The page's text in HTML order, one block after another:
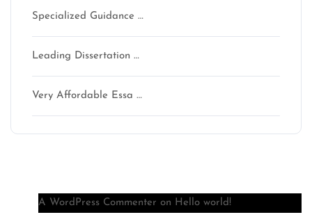
Specialized Guidance …
Leading Dissertation …
Very Affordable Essa …
A WordPress Commenter on Hello world!